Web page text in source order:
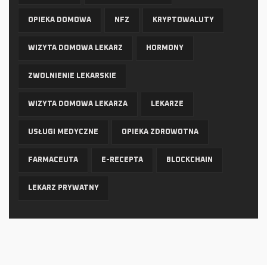
OPIEKA DOMOWA NFZ KRYPTOWALUTY
WIZYTA DOMOWA LEKARZ HORMONY
ZWOLNIENIE LEKARSKIE
WIZYTA DOMOWA LEKARZA LEKARZE
USŁUGI MEDYCZNE OPIEKA ZDROWOTNA
FARMACEUTA E-RECEPTA BLOCKCHAIN
LEKARZ PRYWATNY